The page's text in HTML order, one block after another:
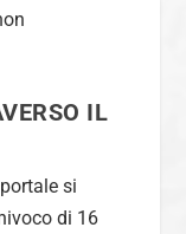
IL
si
di 16